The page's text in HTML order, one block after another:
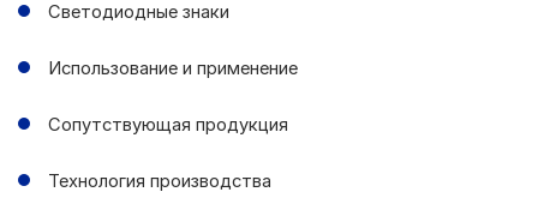
Светодиодные знаки
Использование и применение
Сопутствующая продукция
Технология производства